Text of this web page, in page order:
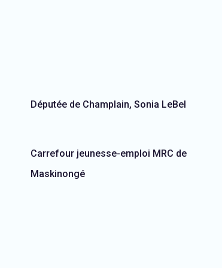
Députée de Champlain, Sonia LeBel
Carrefour jeunesse-emploi MRC de
Maskinongé